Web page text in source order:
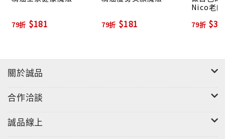
79折 $181 79折 $181
Nico老
個實用配
79折
關於誠品
合作洽談
誠品線上